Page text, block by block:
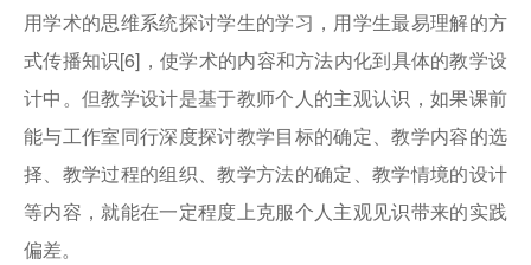
用学术的思维系统探讨学生的学习，用学生最易理解的方
式传播知识[6]，使学术的内容和方法内化到具体的教学设
计中。但教学设计是基于教师个人的主观认识，如果课前
能与工作室同行深度探讨教学目标的确定、教学内容的选
择、教学过程的组织、教学方法的确定、教学情境的设计
等内容，就能在一定程度上克服个人主观见识带来的实践
偏差。